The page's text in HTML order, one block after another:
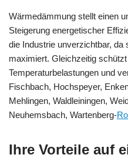
Wärmedämmung stellt einen
Steigerung energetischer
die Industrie unverzichtbar, da
maximiert. Gleichzeitig
Temperaturbelastungen und
Fischbach, Hochspeyer,
Mehlingen, Waldleiningen,
Neuhemsbach, Wartenberg-
Ihre Vorteile auf